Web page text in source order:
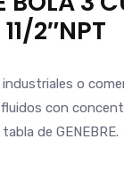
2″NPT
o
con
de GENEBRE.